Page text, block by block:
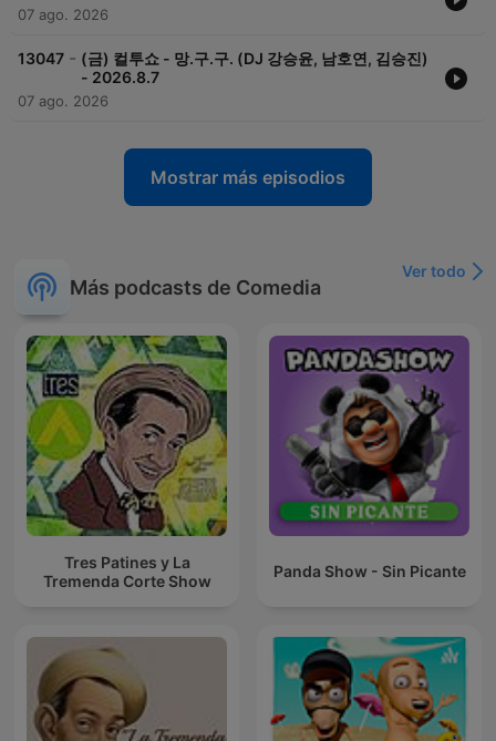
07 ago. 2026
13047 - (금) 컬투쇼 - 망.구.구. (DJ 강승윤, 남호연, 김승진)
- 2026.8.7
07 ago. 2026
Mostrar más episodios
Más podcasts de Comedia
Ver todo
Tres Patines y La
Tremenda Corte Show
Panda Show - Sin Picante